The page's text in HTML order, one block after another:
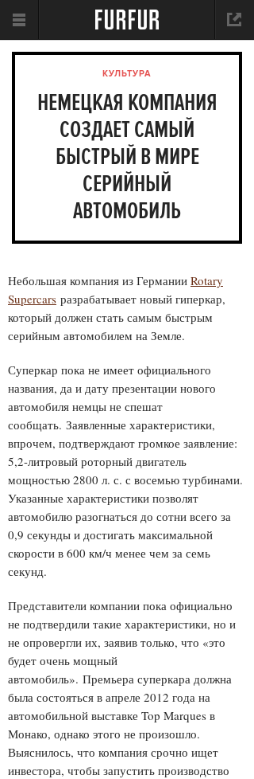
КУЛЬТУРА
НЕМЕЦКАЯ КОМПАНИЯ
СОЗДАЕТ САМЫЙ
БЫСТРЫЙ В МИРЕ
СЕРИЙНЫЙ
АВТОМОБИЛЬ
Небольшая компания из Германии Rotary
Supercars разрабатывает новый гиперкар,
который должен стать самым быстрым
серийным автомобилем на Земле.
Суперкар пока не имеет официального
названия, да и дату презентации нового
автомобиля немцы не спешат
сообщать. Заявленные характеристики,
впрочем, подтверждают громкое заявление:
5,2-литровый роторный двигатель
мощностью 2800 л. с. с восемью турбинами.
Указанные характеристики позволят
автомобилю разогнаться до сотни всего за
0,9 секунды и достигать максимальной
скорости в 600 км/ч менее чем за семь
секунд.
Представители компании пока официально
не подтвердили такие характеристики, но и
не опровергли их, заявив только, что «это
будет очень мощный
автомобиль». Премьера суперкара должна
была состояться в апреле 2012 года на
автомобильной выставке Top Marques в
Монако, однако этого не произошло.
Выяснилось, что компания срочно ищет
инвестора, чтобы запустить производство